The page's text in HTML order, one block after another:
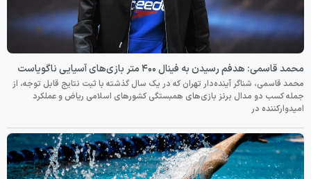
محمد قاسمی: هدفم رسیدن به فینال ۴۰۰ متر بازی‌های آسیایی ناگویاست
محمد قاسمی، شناگر آینده‌دار تهران که در یک سال گذشته با ثبت نتایج قابل توجه، از
جمله کسب دو مدال برنز بازی‌های همبستگی کشورهای اسلامی ریاض و عملکرد
امیدوارکننده در